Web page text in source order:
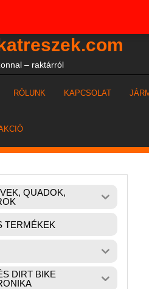
– raktárról
RÓLUNK KAPCSOLAT
QUADOK,
TERMÉKEK
DIRT BIKE